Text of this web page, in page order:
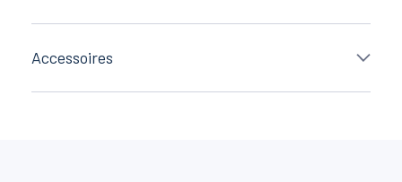
Accessoires